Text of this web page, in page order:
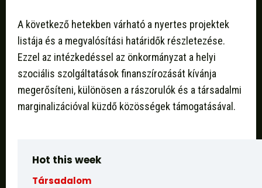
A következő hetekben várható a nyertes projektek
listája és a megvalósítási határidők részletezése.
Ezzel az intézkedéssel az önkormányzat a helyi
szociális szolgáltatások finanszírozását kívánja
megerősíteni, különösen a rászorulók és a társadalmi
marginalizációval küzdő közösségek támogatásával.
Hot this week
Társadalom